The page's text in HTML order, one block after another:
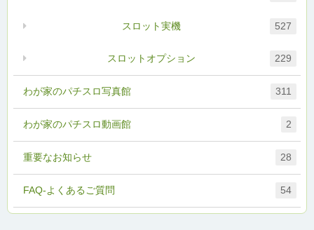
FAQ-よくあるご質問 54
わが家のパチスロ写真館 311
わが家のパチスロ動画館 2
スロットオプション 229
スロット実機 527
重要なお知らせ 28